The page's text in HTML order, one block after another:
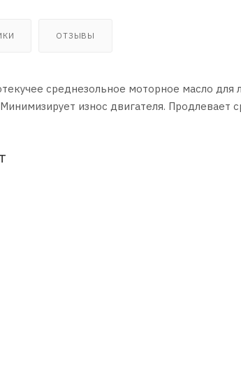
ОТЗЫВЫ
среднезольное моторное масло
износ двигателя. Продлевает